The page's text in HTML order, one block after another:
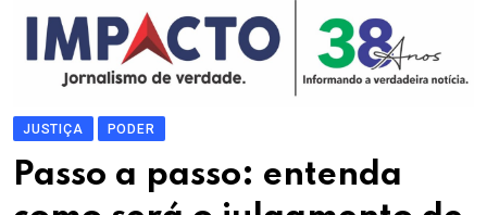
JUSTIÇA PODER
Passo a passo: entenda